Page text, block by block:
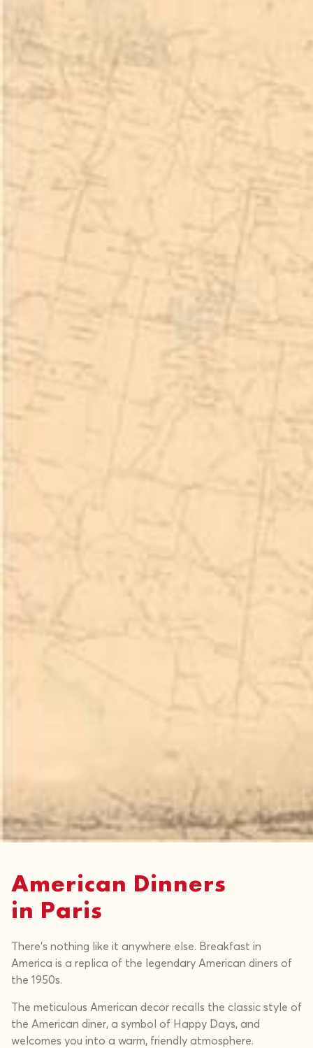
American Dinners
in Paris
There's nothing like it anywhere else. Breakfast in
America is a replica of the legendary American diners of
the 1950s.
The meticulous American decor recalls the classic style of
the American diner, a symbol of Happy Days, and
welcomes you into a warm, friendly atmosphere.